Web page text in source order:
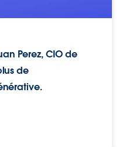
Perez, CIO de
de